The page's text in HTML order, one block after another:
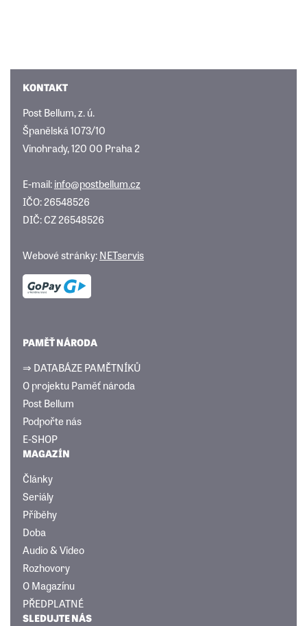
KONTAKT
Post Bellum, z. ú.
Španělská 1073/10
Vinohrady, 120 00 Praha 2
E-mail:info@postbellum.cz
IČO: 26548526
DIČ: CZ 26548526
Webové stránky:NETservis
PAMĚŤ NÁRODA
⇒ DATABÁZE PAMĚTNÍKŮ
O projektu Paměť národa
Post Bellum
Podpořte nás
E-SHOP
MAGAZÍN
Články
Seriály
Příběhy
Doba
Audio & Video
Rozhovory
O Magazínu
PŘEDPLATNÉ
SLEDUJTE NÁS